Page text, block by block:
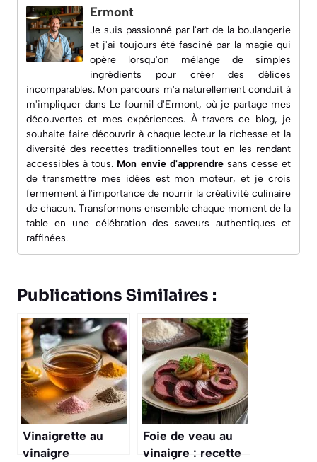
Ermont
Je suis passionné par l'art de la boulangerie
et j'ai toujours été fasciné par la magie qui
opère lorsqu'on mélange de simples
ingrédients pour créer des délices
incomparables. Mon parcours m'a naturellement conduit à
m'impliquer dans Le fournil d'Ermont, où je partage mes
découvertes et mes expériences. À travers ce blog, je
souhaite faire découvrir à chaque lecteur la richesse et la
diversité des recettes traditionnelles tout en les rendant
accessibles à tous. Mon envie d'apprendresans cesse et
de transmettre mes idées est mon moteur, et je crois
fermement à l'importance de nourrir la créativité culinaire
de chacun. Transformons ensemble chaque moment de la
table en une célébration des saveurs authentiques et
raffinées.
Publications Similaires :
Vinaigrette au
vinaigre
Foie de veau au
vinaigre : recette